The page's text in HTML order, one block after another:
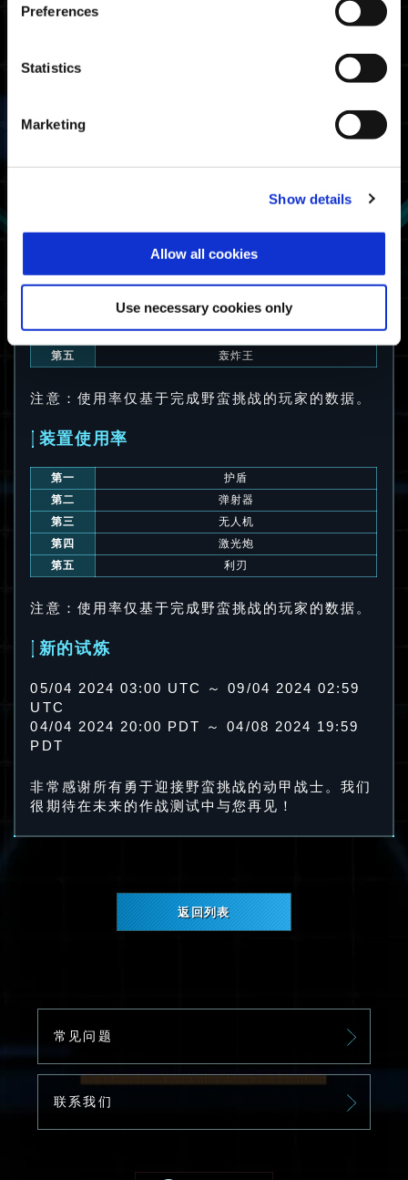
Preferences
Statistics
Marketing
Show details
Allow all cookies
Use necessary cookies only
PlayStation🄬5/
08:52.64
08:58.18
动力装甲使用率
第二
克里格α：充能霰弹枪
村雨
第四
哨卫
第五
轰炸王
注意：使用率仅基于完成野蛮挑战的玩家的数据。
装置使用率
第一
护盾
第二
弹射器
第三
无人机
第四
激光炮
第五
利刃
注意：使用率仅基于完成野蛮挑战的玩家的数据。
新的试炼
05/04 2024 03:00 UTC ～ 09/04 2024 02:59
UTC
04/04 2024 20:00 PDT ～ 04/08 2024 19:59
PDT
非常感谢所有勇于迎接野蛮挑战的动甲战士。我们
很期待在未来的作战测试中与您再见！
返回列表
常见问题
联系我们